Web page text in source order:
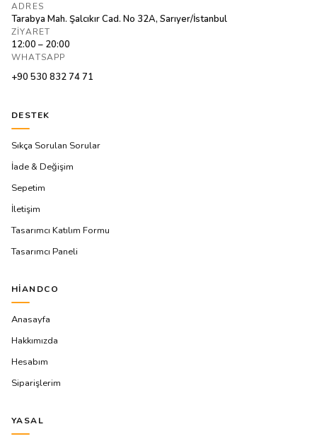
ADRES
Tarabya Mah. Şalcıkır Cad. No 32A, Sarıyer/İstanbul
ZIYARET
12:00 – 20:00
WHATSAPP
+90 530 832 74 71
DESTEK
Sıkça Sorulan Sorular
İade & Değişim
Sepetim
İletişim
Tasarımcı Katılım Formu
Tasarımcı Paneli
HIANDCO
Anasayfa
Hakkımızda
Hesabım
Siparişlerim
YASAL